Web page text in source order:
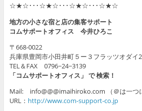
☆★☆･･･☆★☆･･･☆★☆･･･☆★☆
地方の小さな宿と店の集客サポート
コムサポートオフィス 今井ひろこ
〒668-0022
兵庫県豊岡市小田井町５ー３フラッツオダイ
TEL＆FAX 0796−24−3139
「コムサポートオフィス」 で 検索！
Mail: info@@@imaihiroko.com （＠は一つ
URL： http://www.com-support-co.jp